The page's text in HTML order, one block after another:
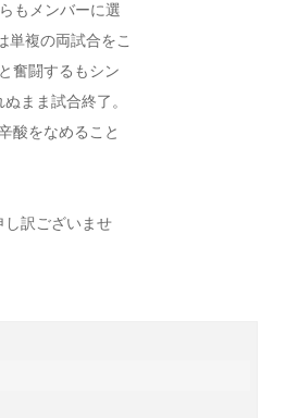
もメンバーに選
単複の両試合をこ
奮闘するもシン
まま試合終了。
酸をなめること
訳ございませ